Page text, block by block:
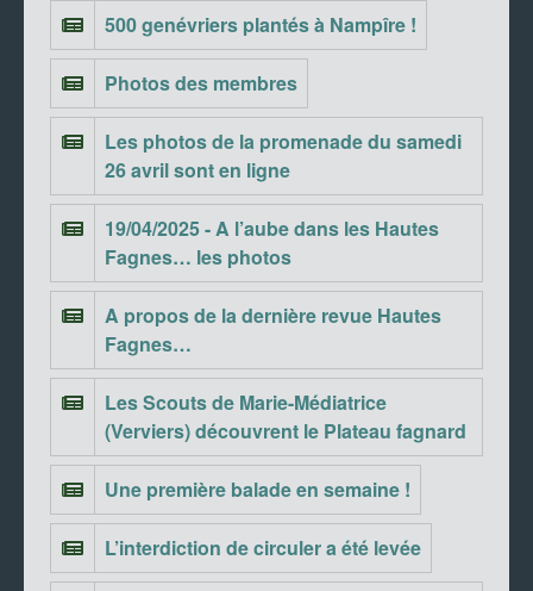
500 genévriers plantés à Nampîre !
Photos des membres
Les photos de la promenade du samedi
26 avril sont en ligne
19/04/2025 - A l’aube dans les Hautes
Fagnes… les photos
A propos de la dernière revue Hautes
Fagnes…
Les Scouts de Marie-Médiatrice
(Verviers) découvrent le Plateau fagnard
Une première balade en semaine !
L’interdiction de circuler a été levée